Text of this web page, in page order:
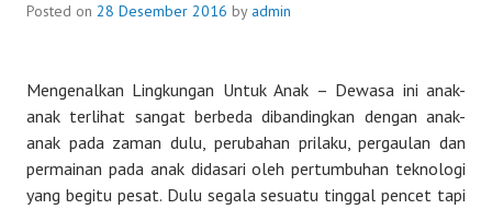
Posted on 28 Desember 2016 by admin
Mengenalkan Lingkungan Untuk Anak – Dewasa ini anak-
anak terlihat sangat berbeda dibandingkan dengan anak-
anak pada zaman dulu, perubahan prilaku, pergaulan dan
permainan pada anak didasari oleh pertumbuhan teknologi
yang begitu pesat. Dulu segala sesuatu tinggal pencet tapi